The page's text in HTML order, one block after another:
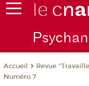
Accueil Revue
Numéro 7